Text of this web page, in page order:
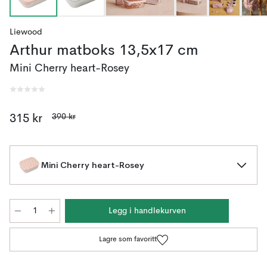
Liewood
Arthur matboks 13,5x17 cm
Mini Cherry heart-Rosey
315 kr 390 kr
Mini Cherry heart-Rosey
Legg i handlekurven
Lagre som favoritt